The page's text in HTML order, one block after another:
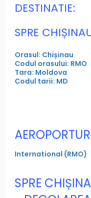
DESTINATIE:
SPRE
Orasul: Chișinau
Codul orasului: RMO
Tara: Moldova
Codul tarii: MD
International (RMO)
SPRE